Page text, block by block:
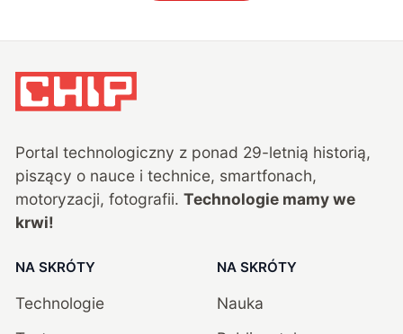
Portal technologiczny z ponad 29-letnią historią,
piszący o nauce i technice, smartfonach,
motoryzacji, fotografii. Technologie mamy we
krwi!
NA SKRÓTY
Technologie
NA SKRÓTY
Nauka